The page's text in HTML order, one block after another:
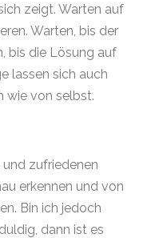
zeigt. Warten auf
Warten, bis der
bis die Lösung auf
lassen sich auch
wie von selbst.
zufriedenen
erkennen und von
Bin ich jedoch
dann ist es